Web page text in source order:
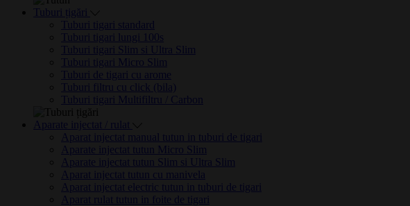
Tuburi țigări
Tuburi tigari standard
Tuburi tigari lungi 100s
Tuburi tigari Slim si Ultra Slim
Tuburi tigari Micro Slim
Tuburi de tigari cu arome
Tuburi filtru cu click (bila)
Tuburi tigari Multifiltru / Carbon
Aparate injectat / rulat
Aparat injectat manual tutun in tuburi de tigari
Aparate injectat tutun Micro Slim
Aparate injectat tutun Slim si Ultra Slim
Aparat injectat tutun cu manivela
Aparat injectat electric tutun in tuburi de tigari
Aparat rulat tutun in foite de tigari